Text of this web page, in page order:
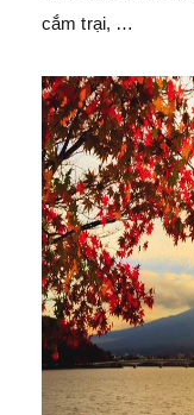
cắm trại, …